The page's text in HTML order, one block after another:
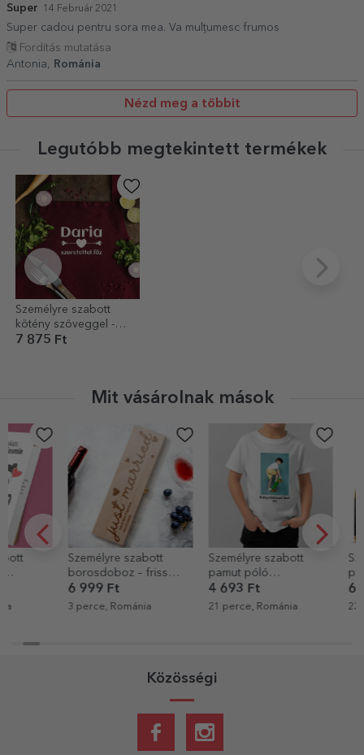
Super 14 Február 2021
Super cadou pentru sora mea. Va mulțumesc frumos
Fordítás mutatása
Antonia,
Románia
Nézd meg a többit
Legutóbb megtekintett termékek
Személyre szabott
kötény szöveggel -
Szeretettel főzünk
7 875 Ft
Mit vásárolnak mások
Személyre szabott
borosdoboz – friss
3 perce, Románia
Személyre szabott
pamut póló
gyerekeknek
portréfotóval és
21 perce, Románia
Személyre
pezsgő
Arany
23 perce,
Közösségi